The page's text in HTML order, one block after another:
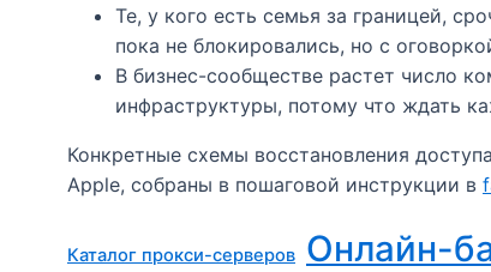
Те, у кого есть семья за границей,
пока не блокировались, но с
В бизнес-сообществе растет число
инфраструктуры, потому что ждать
Конкретные схемы восстановления
Apple, собраны в пошаговой инструкции в
Каталог прокси-серверов Онлайн-